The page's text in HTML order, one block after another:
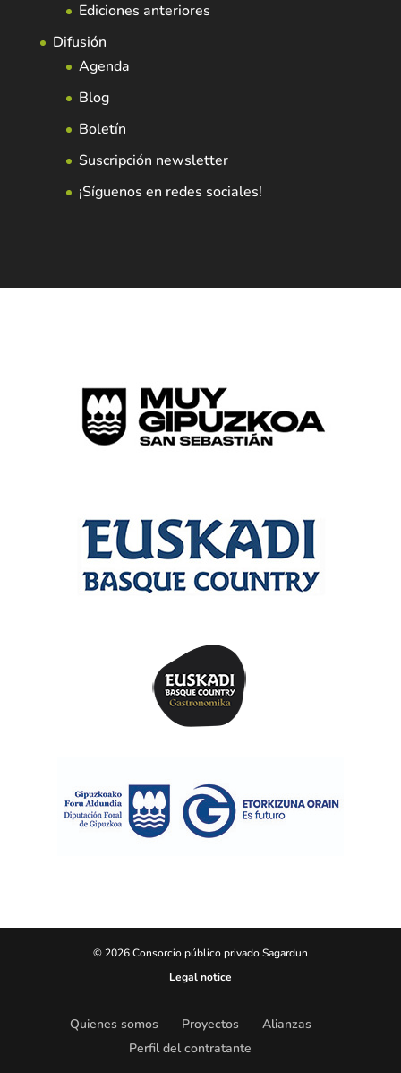
Ediciones anteriores
Difusión
Agenda
Blog
Boletín
Suscripción newsletter
¡Síguenos en redes sociales!
© 2026 Consorcio público privado Sagardun
Legal notice
Quienes somos Proyectos
Alianzas
Perfil del contratante